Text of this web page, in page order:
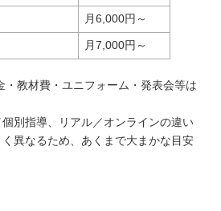
月6,000円～
月7,000円～
教材費・ユニフォーム・発表会等は
別指導、リアル／オンラインの違い
異なるため、あくまで大まかな目安